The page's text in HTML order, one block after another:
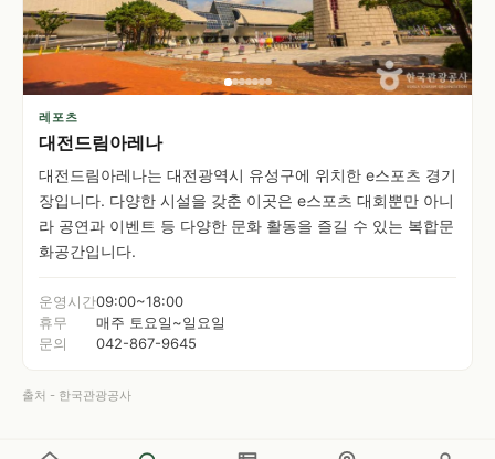
레포츠
대전드림아레나
대전드림아레나는 대전광역시 유성구에 위치한 e스포츠 경기
장입니다. 다양한 시설을 갖춘 이곳은 e스포츠 대회뿐만 아니
라 공연과 이벤트 등 다양한 문화 활동을 즐길 수 있는 복합문
화공간입니다.
운영시간09:00~18:00
휴무
매주 토요일~일요일
문의
042-867-9645
출처 - 한국관광공사